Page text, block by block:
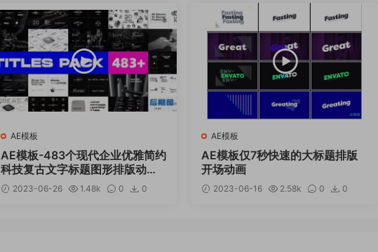
AE模板
AE模板-483个现代企业优雅简约
科技复古文字标题图形排版动画
20 in 1
2023-06-26 1.48k 0
0
AE模板
AE模板仅7秒快速的大标题排版
开场动画
2023-06-16 2.58k 0
0